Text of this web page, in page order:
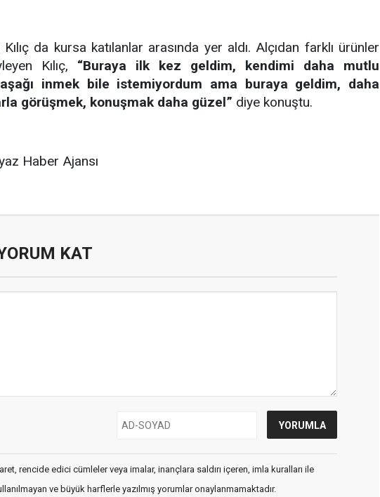
da kursa katılanlar arasında yer aldı. Alçıdan farklı ürünler
Kılıç, “Buraya ilk kez geldim, kendimi daha mutlu
inmek bile istemiyordum ama buraya geldim, daha
görüşmek, konuşmak daha güzel” diye konuştu.
Haber Ajansı
KAT
rencide edici cümleler veya imalar, inançlara saldırı içeren, imla kuralları ile
ve büyük harflerle yazılmış yorumlar onaylanmamaktadır.